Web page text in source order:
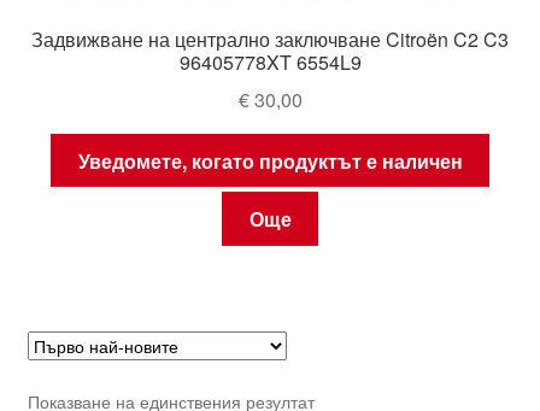
Задвижване на централно заключване Citroën C2 C3
96405778XT 6554L9
€30,00
Уведомете, когато продуктът е наличен
Още
Показване на единствения резултат